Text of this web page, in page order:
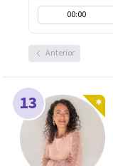
00:00
Anterior
13